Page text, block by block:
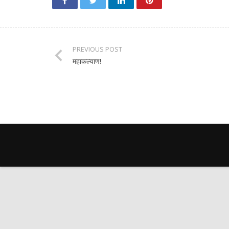
PREVIOUS POST
महाकल्याण!